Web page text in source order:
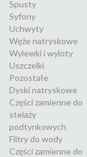
Spusty
Syfony
Uchwyty
Węże natryskowe
Wylewki i wyloty
Uszczelki
Pozostałe
Dyski natryskowe
Części zamienne do
stelaży
podtynkowych
Filtry do wody
Części zamienne do